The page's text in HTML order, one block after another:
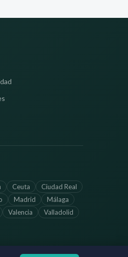
Ceuta
Ciudad Real
Madrid
Málaga
Valencia
Valladolid